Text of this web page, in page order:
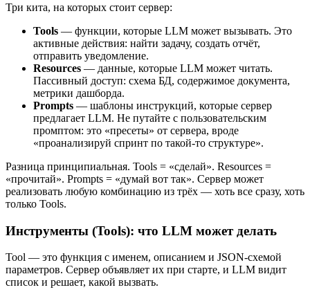
Три кита, на которых стоит сервер:
Tools — функции, которые LLM может вызывать. Это
активные действия: найти задачу, создать отчёт,
отправить уведомление.
Resources — данные, которые LLM может читать.
Пассивный доступ: схема БД, содержимое документа,
метрики дашборда.
Prompts — шаблоны инструкций, которые сервер
предлагает LLM. Не путайте с пользовательским
промптом: это «пресеты» от сервера, вроде
«проанализируй спринт по такой-то структуре».
Разница принципиальная. Tools = «сделай». Resources =
«прочитай». Prompts = «думай вот так». Сервер может
реализовать любую комбинацию из трёх — хоть все сразу, хоть
только Tools.
Инструменты (Tools): что LLM может делать
Tool — это функция с именем, описанием и JSON-схемой
параметров. Сервер объявляет их при старте, и LLM видит
список и решает, какой вызвать.